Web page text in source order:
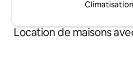
Climatisation
Location de maisons